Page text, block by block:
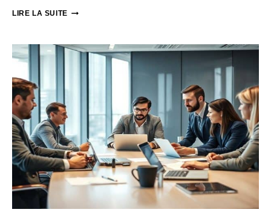
LIRE LA SUITEVAE
INTERNATIONALE
COMPÉTENCES